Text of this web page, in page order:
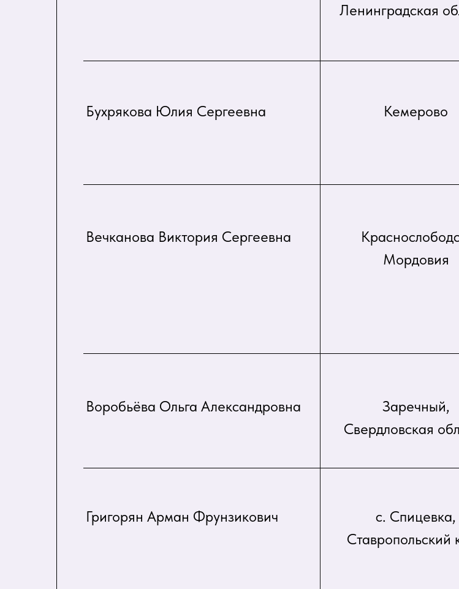
Ленинградская
Бухрякова Юлия Сергеевна Кемерово
Вечканова Виктория Сергеевна
Мордовия
Воробьёва Ольга Александровна
Заречный,
Свердловская
Григорян Арман Фрунзикович
с. Спицевка,
Ставропольский